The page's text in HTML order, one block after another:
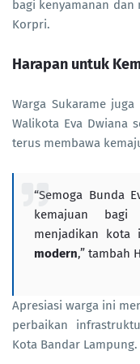
bagi kenyamanan dan
Korpri.
Harapan untuk
Warga Sukarame
Walikota Eva Dwiana
terus membawa
“Semoga Bunda
kemajuan
menjadikan kota
modern,” tambah
Apresiasi warga ini
perbaikan
Kota Bandar Lampung.